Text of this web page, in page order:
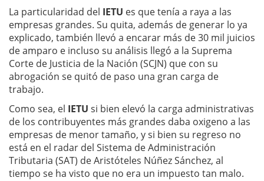
La particularidad del IETU es que tenía a raya a las
empresas grandes. Su quita, además de generar lo ya
explicado, también llevó a encarar más de 30 mil juicios
de amparo e incluso su análisis llegó a la Suprema
Corte de Justicia de la Nación (SCJN) que con su
abrogación se quitó de paso una gran carga de
trabajo.
Como sea, el IETU si bien elevó la carga administrativas
de los contribuyentes más grandes daba oxigeno a las
empresas de menor tamaño, y si bien su regreso no
está en el radar del Sistema de Administración
Tributaria (SAT) de Aristóteles Núñez Sánchez, al
tiempo se ha visto que no era un impuesto tan malo.